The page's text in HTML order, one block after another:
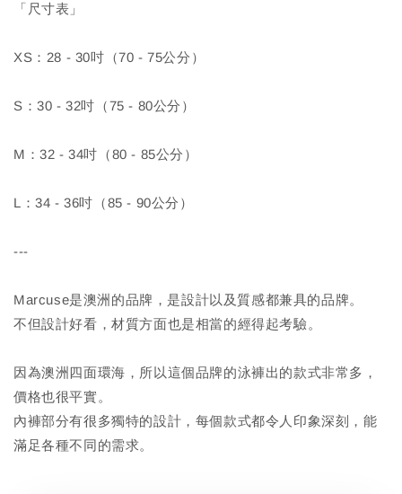
「尺寸表」
XS：28 - 30吋（70 - 75公分）
S：30 - 32吋（75 - 80公分）
M：32 - 34吋（80 - 85公分）
L：34 - 36吋（85 - 90公分）
---
Marcuse是澳洲的品牌，是設計以及質感都兼具的品牌。
不但設計好看，材質方面也是相當的經得起考驗。
因為澳洲四面環海，所以這個品牌的泳褲出的款式非常多，
價格也很平實。
內褲部分有很多獨特的設計，每個款式都令人印象深刻，能
滿足各種不同的需求。